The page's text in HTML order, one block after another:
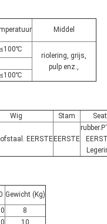
Middel
≤100℃
riolering, grijs,
pulp enz.,
≤100℃
Wig Stam Seat
EERSTE EERSTE
Gewicht (Kg)
8